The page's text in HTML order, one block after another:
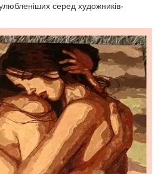
серед художників-